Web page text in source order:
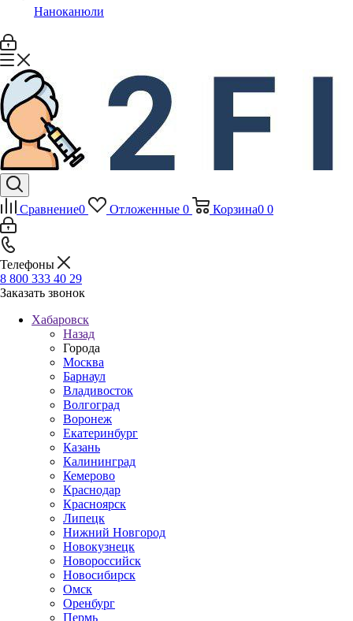
Наноканюли
Сравнение0 Отложенные 0 Корзина0 0
Телефоны
8 800 333 40 29
Заказать звонок
Хабаровск
Назад
Города
Москва
Барнаул
Владивосток
Волгоград
Воронеж
Екатеринбург
Казань
Калининград
Кемерово
Краснодар
Красноярск
Липецк
Нижний Новгород
Новокузнецк
Новороссийск
Новосибирск
Омск
Оренбург
Пермь